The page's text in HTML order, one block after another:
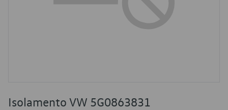
Isolamento VW 5G0863831